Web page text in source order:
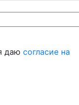
даю согласие на